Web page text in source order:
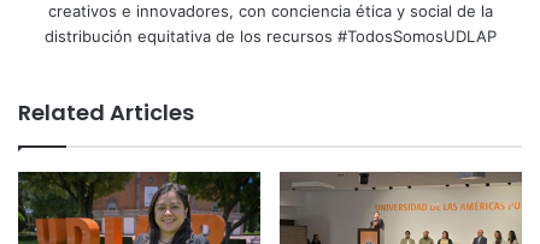
creativos e innovadores, con conciencia ética y social de la
distribución equitativa de los recursos #TodosSomosUDLAP
Related Articles